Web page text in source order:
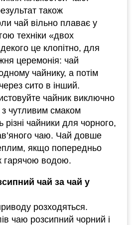
також
чай вільно плаває у
техніки «двох
це клопітно, для
церемонія: чай
чайнику, а потім
сито в інший.
чайник виключно
чутливим смаком
різні чайники для чорного,
чаю. Чай довше
якщо попередньо
гарячою водою.
чай за чай у
розходяться.
чаю розсипний чорний і